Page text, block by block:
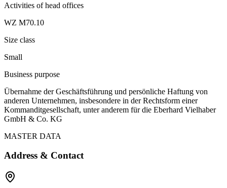
Activities of head offices
WZ M70.10
Size class
Small
Business purpose
Übernahme der Geschäftsführung und persönliche Haftung von
anderen Unternehmen, insbesondere in der Rechtsform einer
Kommanditgesellschaft, unter anderem für die Eberhard Vielhaber
GmbH & Co. KG
MASTER DATA
Address & Contact